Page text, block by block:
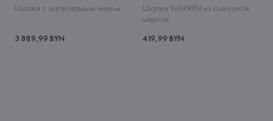
Шапка с натуральным мехом
3 889,99 BYN
Шапка WARREN из смесовой
шерсти
419,99 BYN